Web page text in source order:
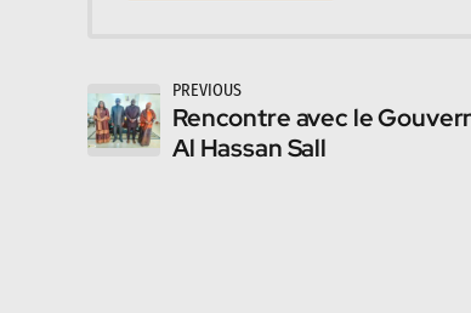
PREVIOUS
Rencontre avec le
Al Hassan Sall